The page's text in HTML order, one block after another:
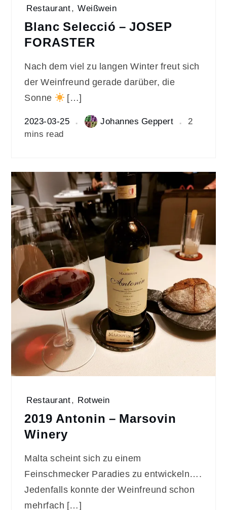
Restaurant, Weißwein
Blanc Selecció – JOSEP
FORASTER
Nach dem viel zu langen Winter freut sich
der Weinfreund gerade darüber, die
Sonne
[…]
2023-03-25 Johannes Geppert
2
mins read
Restaurant, Rotwein
2019 Antonin – Marsovin
Winery
Malta scheint sich zu einem
Feinschmecker Paradies zu entwickeln….
Jedenfalls konnte der Weinfreund schon
mehrfach […]